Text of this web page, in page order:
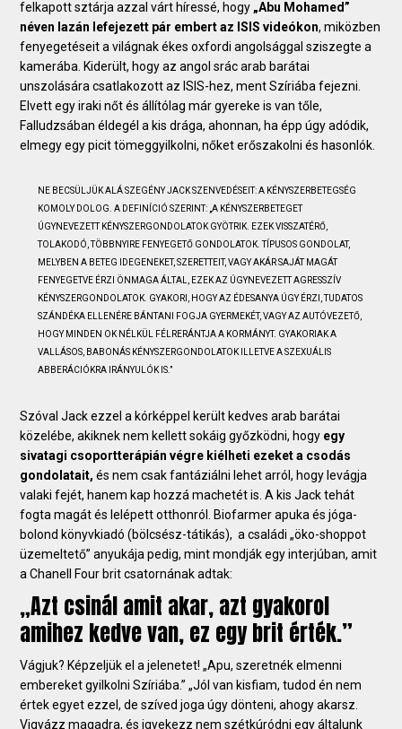
felkapott sztárja azzal várt híressé, hogy „Abu Mohamed”
néven lazán lefejezett pár embert az ISIS videókon, miközben
fenyegetéseit a világnak ékes oxfordi angolsággal sziszegte a
kamerába. Kiderült, hogy az angol srác arab barátai
unszolására csatlakozott az ISIS-hez, ment Szíriába fejezni.
Elvett egy iraki nőt és állítólag már gyereke is van tőle,
Falludzsában éldegél a kis drága, ahonnan, ha épp úgy adódik,
elmegy egy picit tömeggyilkolni, nőket erőszakolni és hasonlók.
NE BECSÜLJÜK ALÁ SZEGÉNY JACK SZENVEDÉSEIT: A KÉNYSZERBETEGSÉG
KOMOLY DOLOG. A DEFINÍCIÓ SZERINT: „A KÉNYSZERBETEGET
ÚGYNEVEZETT KÉNYSZERGONDOLATOK GYÖTRIK. EZEK VISSZATÉRŐ,
TOLAKODÓ, TÖBBNYIRE FENYEGETŐ GONDOLATOK. TÍPUSOS GONDOLAT,
MELYBEN A BETEG IDEGENEKET, SZERETTEIT, VAGY AKÁR SAJÁT MAGÁT
FENYEGETVE ÉRZI ÖNMAGA ÁLTAL, EZEK AZ ÚGYNEVEZETT AGRESSZÍV
KÉNYSZERGONDOLATOK. GYAKORI, HOGY AZ ÉDESANYA ÚGY ÉRZI, TUDATOS
SZÁNDÉKA ELLENÉRE BÁNTANI FOGJA GYERMEKÉT, VAGY AZ AUTÓVEZETŐ,
HOGY MINDEN OK NÉLKÜL FÉLRERÁNTJA A KORMÁNYT. GYAKORIAK A
VALLÁSOS, BABONÁS KÉNYSZERGONDOLATOK ILLETVE A SZEXUÁLIS
ABBERÁCIÓKRA IRÁNYULÓK IS.”
Szóval Jack ezzel a kórképpel került kedves arab barátai
közelébe, akiknek nem kellett sokáig győzködni, hogy egy
sivatagi csoportterápián végre kiélheti ezeket a csodás
gondolatait, és nem csak fantáziálni lehet arról, hogy levágja
valaki fejét, hanem kap hozzá machetét is. A kis Jack tehát
fogta magát és lelépett otthonról. Biofarmer apuka és jóga-
bolond könyvkiadó (bölcsész-tátikás), a családi „öko-shoppot
üzemeltető” anyukája pedig, mint mondják egy interjúban, amit
a Chanell Four brit csatornának adtak:
„Azt csinál amit akar, azt gyakorol
amihez kedve van, ez egy brit érték.”
Vágjuk? Képzeljük el a jelenetet! „Apu, szeretnék elmenni
embereket gyilkolni Szíriába.” „Jól van kisfiam, tudod én nem
értek egyet ezzel, de szíved joga úgy dönteni, ahogy akarsz.
Vigyázz magadra, és igyekezz nem szétkúródni egy általunk